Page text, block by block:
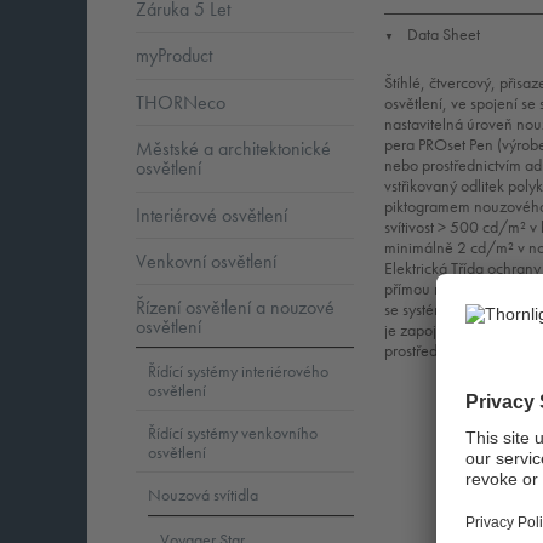
▼ Data Sheet
Štíhlé, čtvercový,
osvětlení, ve spojení se
nastavitelná úroveň
pera PROset Pen
nebo prostřednictvím
vstřikovaný odlitek
piktogramem
svítivost > 500 cd/m²
minimálně 2 cd/m² v
Elektrická Třída
přímou montáž na zeď.
se systémem BESA.
je zapojeno pomocí
prostředích, ve kterých
Záruka 5 Let
myProduct
THORNeco
Městské a architektonické
osvětlení
Interiérové osvětlení
Venkovní osvětlení
Řízení osvětlení a nouzové
osvětlení
Řídící systémy interiérového
osvětlení
Řídící systémy venkovního
osvětlení
Nouzová svítidla